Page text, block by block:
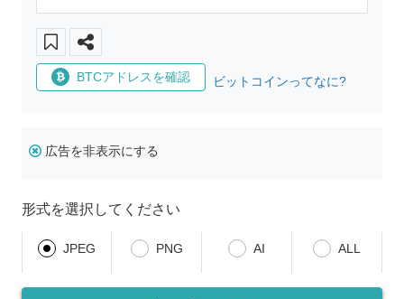
BTCアドレスを確認 ビットコインってなに?
広告を非表示にする
形式を選択してください
JPEG PNG AI ALL